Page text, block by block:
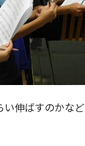
伸ばすのかな